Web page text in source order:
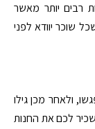
רבים יותר מאשר
שוכר יוודא לפני
ולאחר מכן גילו
לכם את החנות